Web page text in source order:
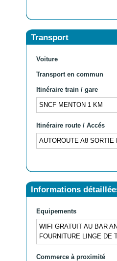
Transport
Voiture
Transport en commun
Itinéraire train / gare
SNCF MENTON 1 KM
Itinéraire route / Accés
AUTOROUTE A8 SORTIE
Informations
Equipements
WIFI GRATUIT AU BAR
FOURNITURE LINGE DE
Commerce à proximité